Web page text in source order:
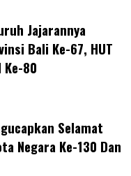
Jajarannya
Bali Ke-67, HUT
Ke-80
Selamat
Negara Ke-130 Dan